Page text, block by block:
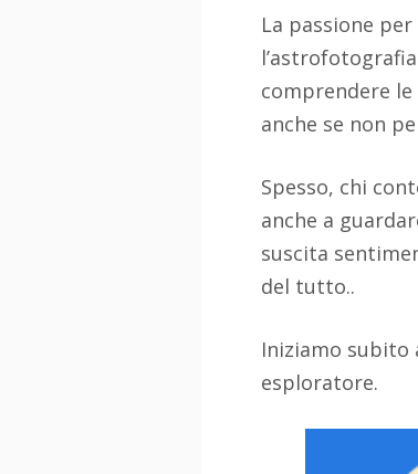
La passione
comprendere le
anche se non
Spesso, chi
anche a
suscita
del tutto..
Iniziamo subito
esploratore.